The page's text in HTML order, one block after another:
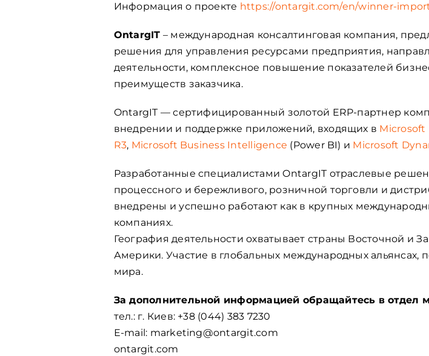
Информация о проекте https://ontargit.com/en/winner-
OntargIT – международная консалтинговая компания,
решения для управления ресурсами предприятия,
деятельности, комплексное повышение показателей
преимуществ заказчика.
OntargIT — сертифицированный золотой ERP-партнер
внедрении и поддержке приложений, входящих в Microsoft
R3, Microsoft Business Intelligence (Power BI) и Microsoft
Разработанные специалистами OntargIT отраслевые
процессного и бережливого, розничной торговли и
внедрены и успешно работают как в крупных
компаниях.
География деятельности охватывает страны Восточной и
Америки. Участие в глобальных международных альянсах,
мира.
За дополнительной информацией обращайтесь в отдел
тел.: г. Киев: +38 (044) 383 7230
Е-mail: marketing@ontargit.com
ontargit.com